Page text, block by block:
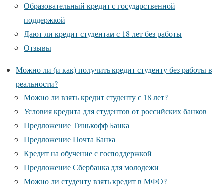
Образовательный кредит с государственной
поддержкой
Дают ли кредит студентам с 18 лет без работы
Отзывы
Можно ли (и как) получить кредит студенту без работы в
реальности?
Можно ли взять кредит студенту с 18 лет?
Условия кредита для студентов от российских банков
Предложение Тинькофф Банка
Предложение Почта Банка
Кредит на обучение с господдержкой
Предложение Сбербанка для молодежи
Можно ли студенту взять кредит в МФО?